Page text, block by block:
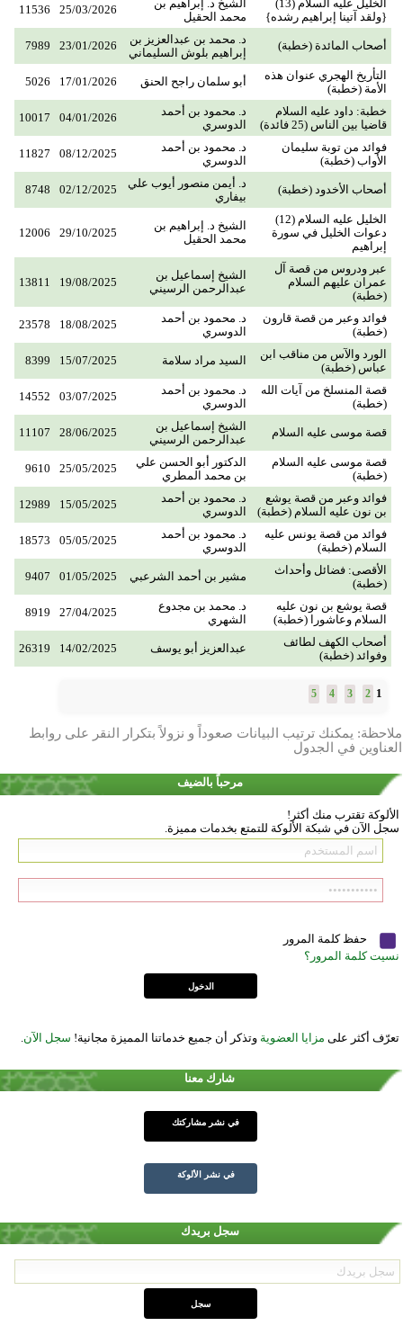
الخليل عليه السلام (13)
{ولقد آتينا إبراهيم رشده}
الشيخ د. إبراهيم بن
محمد الحقيل
25/03/2026
11536
أصحاب المائدة (خطبة)
د. محمد بن عبدالعزيز بن
إبراهيم بلوش السليماني
23/01/2026
7989
التأريخ الهجري عنوان هذه
الأمة (خطبة)
أبو سلمان راجح الحنق 17/01/2026
5026
خطبة: داود عليه السلام
قاضيا بين الناس (25 فائدة)
د. محمود بن أحمد
الدوسري
04/01/2026
10017
فوائد من توبة سليمان
الأواب (خطبة)
د. محمود بن أحمد
الدوسري
08/12/2025
11827
أصحاب الأخدود (خطبة)
د. أيمن منصور أيوب علي
بيفاري
02/12/2025
8748
الخليل عليه السلام (12)
دعوات الخليل في سورة
إبراهيم
الشيخ د. إبراهيم بن
محمد الحقيل
29/10/2025
12006
عبر ودروس من قصة آل
عمران عليهم السلام
(خطبة)
الشيخ إسماعيل بن
عبدالرحمن الرسيني
19/08/2025
13811
فوائد وعبر من قصة قارون
(خطبة)
د. محمود بن أحمد
الدوسري
18/08/2025
23578
الورد والآس من مناقب ابن
عباس (خطبة)
السيد مراد سلامة 15/07/2025
8399
قصة المنسلخ من آيات الله
(خطبة)
د. محمود بن أحمد
الدوسري
03/07/2025
14552
قصة موسى عليه السلام
الشيخ إسماعيل بن
عبدالرحمن الرسيني
28/06/2025
11107
قصة موسى عليه السلام
(خطبة)
الدكتور أبو الحسن علي
بن محمد المطري
25/05/2025
9610
فوائد وعبر من قصة يوشع
بن نون عليه السلام (خطبة)
د. محمود بن أحمد
الدوسري
15/05/2025
12989
فوائد من قصة يونس عليه
السلام (خطبة)
د. محمود بن أحمد
الدوسري
05/05/2025
18573
الأقصى: فضائل وأحداث
(خطبة)
مشير بن أحمد الشرعبي 01/05/2025
9407
قصة يوشع بن نون عليه
السلام وعاشورا (خطبة)
د. محمد بن مجدوع
الشهري
27/04/2025
8919
أصحاب الكهف لطائف
وفوائد (خطبة)
عبدالعزيز أبو يوسف 14/02/2025
26319
1
2
3
4
5
ملاحظة: يمكنك ترتيب البيانات صعوداً و نزولاً بتكرار النقر على روابط
العناوين في الجدول
مرحباً بالضيف
الألوكة تقترب منك أكثر!
سجل الآن في شبكة الألوكة للتمتع بخدمات مميزة.
حفظ كلمة المرور
نسيت كلمة المرور؟
تعرّف أكثر على مزايا العضوية وتذكر أن جميع خدماتنا المميزة مجانية! سجل الآن.
شارك معنا
في نشر مشاركتك
في نشر الألوكة
سجل بريدك